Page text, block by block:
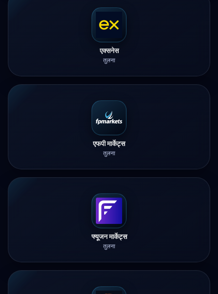
एक्सनेस
तुलना
एफपी मार्केट्स
तुलना
फ्यूजन मार्केट्स
तुलना